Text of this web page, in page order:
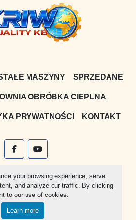
your browsing experience, serve
and analyze our traffic. By clicking
to our use of cookies.
Learn more
MASZYNY SPRZEDANE
OBRÓBKA CIEPLNA
PRYWATNOŚCI KONTAKT
facebookyoutube
stworzona przez
Cookies